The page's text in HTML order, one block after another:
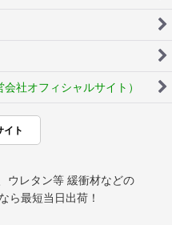
社オフィシャルサイト）
イト
ウレタン等 緩衝材などの
ら最短当日出荷！